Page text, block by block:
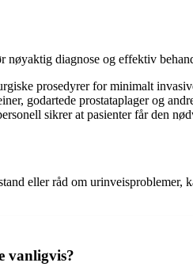
diagnose og effektiv
prosedyrer for minimalt
godartede prostataplager og
sikrer at pasienter får den
eller råd om
vanligvis?